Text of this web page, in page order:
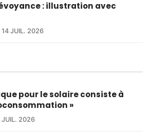
: illustration avec
14 JUIL. 2026
pour le solaire consiste à
»
JUIL. 2026